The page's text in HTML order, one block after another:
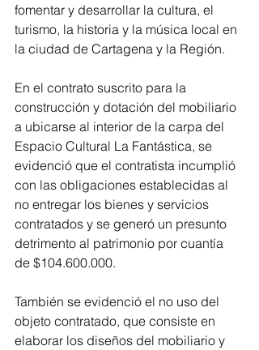
fomentar y desarrollar la cultura, el
turismo, la historia y la música local en
la ciudad de Cartagena y la Región.
En el contrato suscrito para la
construcción y dotación del mobiliario
a ubicarse al interior de la carpa del
Espacio Cultural La Fantástica, se
evidenció que el contratista incumplió
con las obligaciones establecidas al
no entregar los bienes y servicios
contratados y se generó un presunto
detrimento al patrimonio por cuantía
de $104.600.000.
También se evidenció el no uso del
objeto contratado, que consiste en
elaborar los diseños del mobiliario y